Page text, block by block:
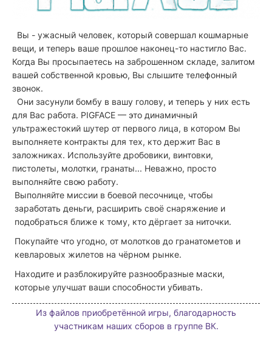
Вы - ужасный человек, который совершал кошмарные
вещи, и теперь ваше прошлое наконец-то настигло Вас.
Когда Вы просыпаетесь на заброшенном складе, залитом
вашей собственной кровью, Вы слышите телефонный
звонок.
Они засунули бомбу в вашу голову, и теперь у них есть
для Вас работа. PIGFACE — это динамичный
ультражестокий шутер от первого лица, в котором Вы
выполняете контракты для тех, кто держит Вас в
заложниках. Используйте дробовики, винтовки,
пистолеты, молотки, гранаты... Неважно, просто
выполняйте свою работу.
Выполняйте миссии в боевой песочнице, чтобы
заработать деньги, расширить своё снаряжение и
подобраться ближе к тому, кто дёргает за ниточки.
Покупайте что угодно, от молотков до гранатометов и
кевларовых жилетов на чёрном рынке.
Находите и разблокируйте разнообразные маски,
которые улучшат ваши способности убивать.
Из файлов приобретённой игры, благодарность
участникам наших сборов в группе ВК.